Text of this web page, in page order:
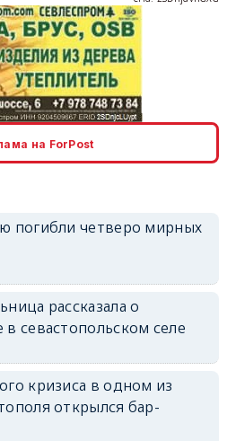
на ForPost
погибли четверо мирных
рассказала о
севастопольском селе
кризиса в одном из
открылся бар-